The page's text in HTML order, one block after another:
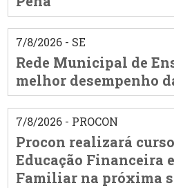
7/8/2026 - SE
Rede Municipal de
melhor desempenho
7/8/2026 - PROCON
Procon realizará
Educação Financeira
Familiar na próxima